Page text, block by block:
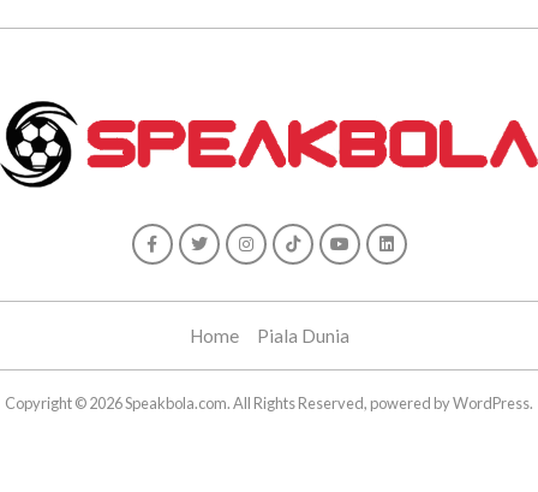
Home Piala Dunia
Copyright © 2026 Speakbola.com. All Rights Reserved, powered by WordPress.